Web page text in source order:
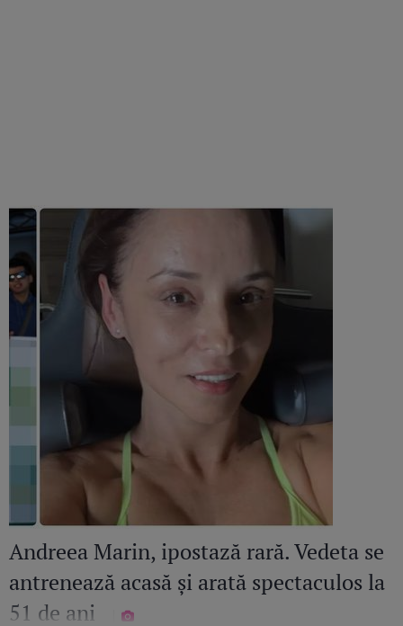
Andreea Marin, ipostază rară. Vedeta se
antrenează acasă și arată spectaculos la
51 de ani